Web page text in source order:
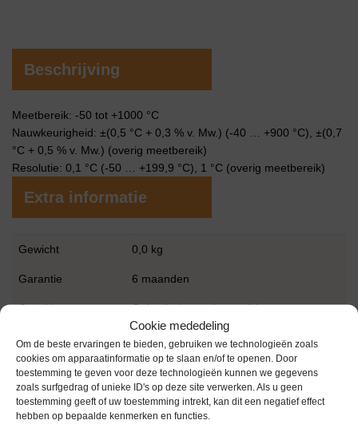
Cookie mededeling
Om de beste ervaringen te bieden, gebruiken we technologieën zoals
cookies om apparaatinformatie op te slaan en/of te openen. Door
toestemming te geven voor deze technologieën kunnen we gegevens
zoals surfgedrag of unieke ID's op deze site verwerken. Als u geen
toestemming geeft of uw toestemming intrekt, kan dit een negatief effect
hebben op bepaalde kenmerken en functies.
Beschrijving
Meetbereik: -50 tot +1000 °C
Nauwkeurigheid: ±(0,5 °C + 0,3 % v. Mw.) (-40 … +900 °C), ±(0,7
°C + 0,5 % v. Mw.) (overig meetbereik)
Resolutie: 0,1 °C (-50 … +199,9 °C), 1 °C (overig meetbereik)
Extra informatie
Gewicht 0,0 kg
Garantie 6 maanden
Conditie Gebruikt in goede conditie